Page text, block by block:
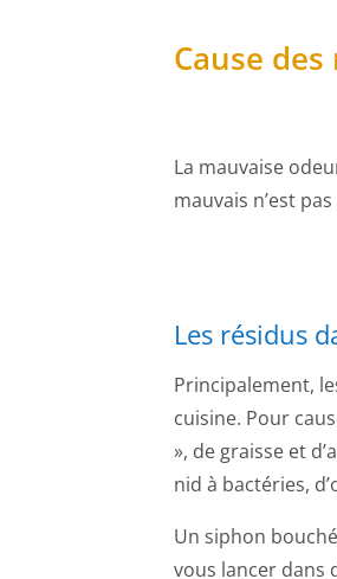
Cause
La mauvaise
mauvais n’est
Les résidus
Principalement,
cuisine. Pour
», de graisse et
nid à bactéries,
Un siphon
vous lancer dans